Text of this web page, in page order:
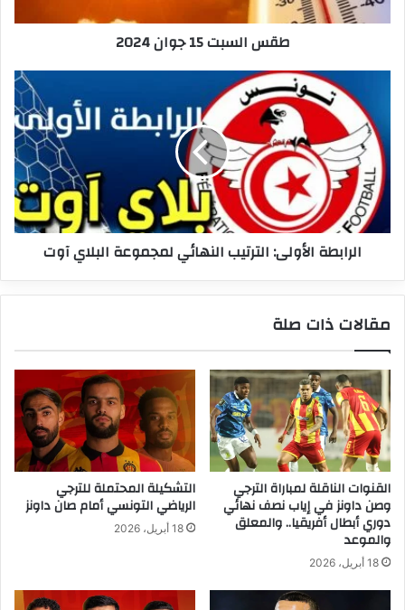
طقس السبت 15 جوان 2024
الأولى:
الترتيب
النهائي
لمجموعة
البلاي
آوت
الرابطة الأولى: الترتيب النهائي لمجموعة البلاي آوت
مقالات ذات صلة
القنوات الناقلة لمباراة الترجي
وصن داونز في إياب نصف نهائي
دوري أبطال أفريقيا.. والمعلق
والموعد
18 أبريل، 2026
التشكيلة المحتملة للترجي
الرياضي التونسي أمام صان داونز
18 أبريل، 2026